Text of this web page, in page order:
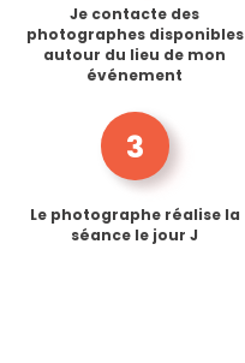
Je contacte des
photographes disponibles
autour du lieu de mon
événement
3
Le photographe réalise la
séance le jour J